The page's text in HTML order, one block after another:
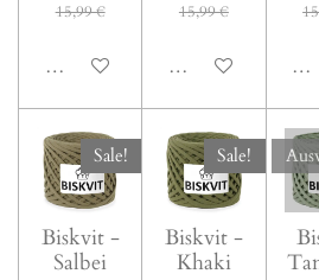
15,99 €
In den Warenkorb
15,99 €
In den Warenkorb
In
Sale!
Biskvit -
Salbei
Sale!
Biskvit -
Khaki